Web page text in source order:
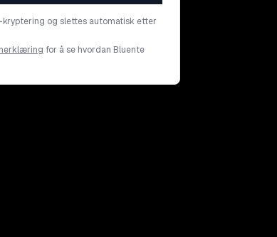
og slettes automatisk etter
for å se hvordan Bluente